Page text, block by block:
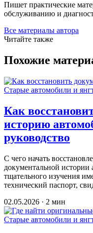
Пишет практические
обслуживанию и
Все материалы автора
Читайте также
Похожие
Старые автомобили и
Как
историю
руководство
С чего начать
документальной истории
тщательного изучения
технический паспорт,
02.05.2026 · 2 мин
Старые автомобили и